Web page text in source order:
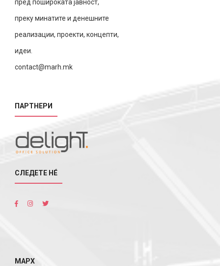
пред пошироката јавност,
преку минатите и денешните
реализации, проекти, концепти,
идеи.
contact@marh.mk
ПАРТНЕРИ
СЛЕДЕТЕ НÉ
МАРХ